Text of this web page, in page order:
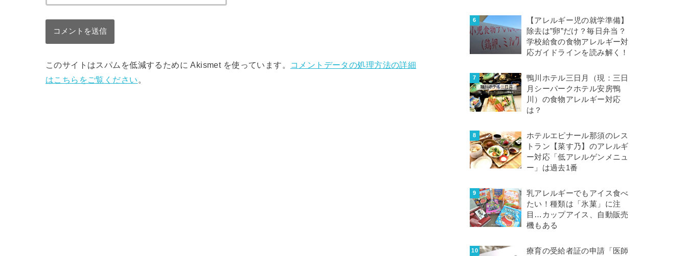
このサイトはスパムを低減するために Akismet を使っています。
コメントデータの処理方法の詳細
はこちらをご覧ください
【アレルギー児の就学準備】
除去は”卵”だけ？毎日弁当？
学校給食の食物アレルギー対
応ガイドラインを読み解く！
鴨川ホテル三日月（現：三日
月シーパークホテル安房鴨
川）の食物アレルギー対応
は？
ホテルエピナール那須のレス
トラン【菜す乃】のアレルギ
ー対応「低アレルゲンメニュ
ー」は過去1番
乳アレルギーでもアイス食べ
たい！種類は「氷菓」に注
目…カップアイス、自動販売
機もある
療育の受給者証の申請「医師